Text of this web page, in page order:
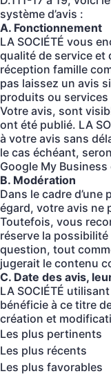
système d’avis :
A. Fonctionnement
LA SOCIÉTÉ vous
qualité de service et
réception famille
pas laissez un avis
produits ou services
Votre avis, sont
ont été publié. LA
à votre avis sans
le cas échéant,
Google My Business
B. Modération
Dans le cadre
égard, votre avis ne
Toutefois, vous
réserve la
question, tout
jugerait le contenu
C. Date des avis,
LA SOCIÉTÉ
bénéficie à ce titre
création et
Les plus pertinents
Les plus récents
Les plus favorables